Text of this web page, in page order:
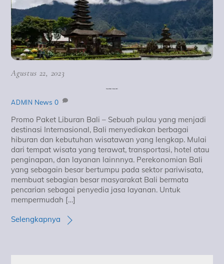
Agustus 22, 2023
Promo Paket Liburan Bali
ADMIN News 0
Promo Paket Liburan Bali – Sebuah pulau yang menjadi
destinasi Internasional, Bali menyediakan berbagai
hiburan dan kebutuhan wisatawan yang lengkap. Mulai
dari tempat wisata yang terawat, transportasi, hotel atau
penginapan, dan layanan lainnnya. Perekonomian Bali
yang sebagain besar bertumpu pada sektor pariwisata,
membuat sebagian besar masyarakat Bali bermata
pencarian sebagai penyedia jasa layanan. Untuk
mempermudah […]
Selengkapnya